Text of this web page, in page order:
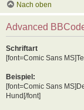
Nach oben
Advanced
Schriftart
[font=Comic Sans
Beispiel:
[font=Comic Sans
Hund[/font]